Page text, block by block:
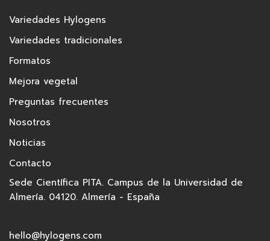
Variedades Hylogens
Variedades tradicionales
Formatos
Mejora vegetal
Preguntas frecuentes
Nosotros
Noticias
Contacto
Sede Científica PITA. Campus de la Universidad de
Almería. 04120. Almería - España
hello@hylogens.com